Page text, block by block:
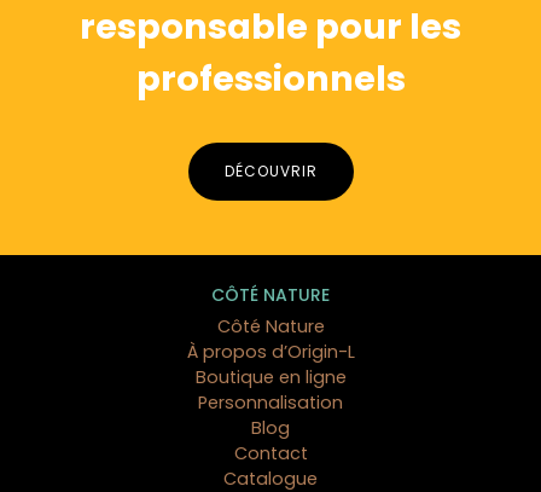
responsable pour les
professionnels
DÉCOUVRIR
CÔTÉ NATURE
Côté Nature
À propos d’Origin-L
Boutique en ligne
Personnalisation
Blog
Contact
Catalogue